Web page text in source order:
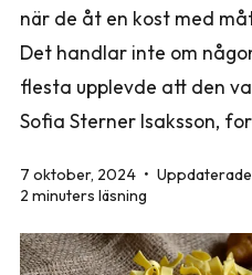
när de åt en kost med
Det handlar inte om
flesta upplevde att den
Sofia Sterner Isaksson,
7 oktober, 2024 •
2 minuters läsning